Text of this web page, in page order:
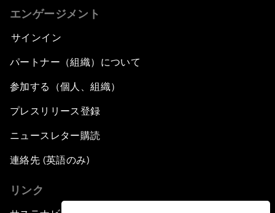
エンゲージメント
サインイン
パートナー（組織）について
参加する（個人、組織）
プレスリリース登録
ニュースレター購読
連絡先 (英語のみ)
リンク